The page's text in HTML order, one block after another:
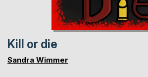
Kill or die
Sandra Wimmer